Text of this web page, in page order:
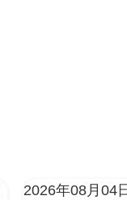
2026年08月04